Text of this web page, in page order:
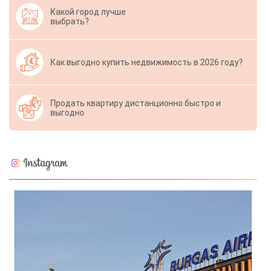
Какой город лучше
выбрать?
Как выгодно купить недвижимость в 2026 году?
Продать квартиру дистанционно быстро и
выгодно